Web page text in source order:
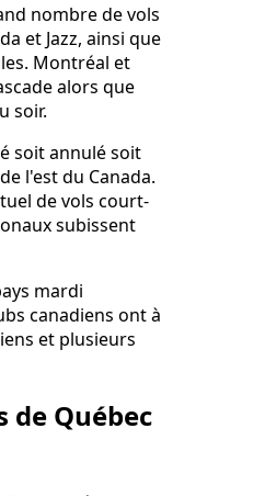
nombre de vols
et Jazz, ainsi que
Montréal et
alors que
soir.
soit annulé soit
l'est du Canada.
de vols court-
subissent
mardi
canadiens ont à
et plusieurs
de Québec